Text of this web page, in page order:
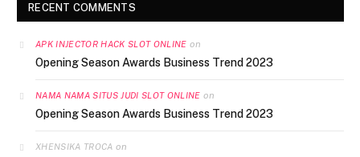
RECENT COMMENTS
APK INJECTOR HACK SLOT ONLINE on
Opening Season Awards Business Trend 2023
NAMA NAMA SITUS JUDI SLOT ONLINE on
Opening Season Awards Business Trend 2023
XHENSIKA TROCA on